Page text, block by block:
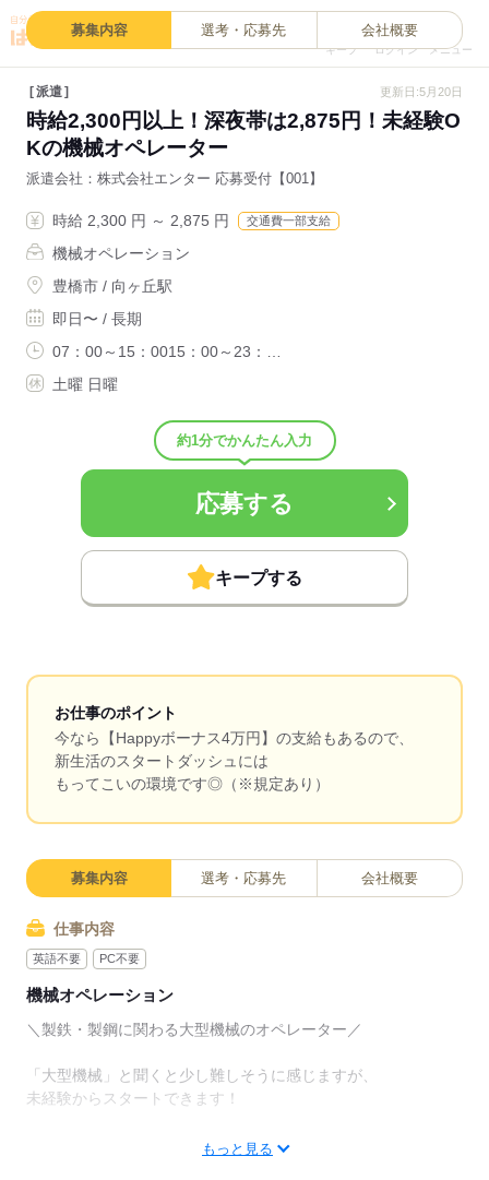
キープ ログイン メニュー
募集内容 選考・応募先 会社概要
派遣 更新日:5月20日
時給2,300円以上！深夜帯は2,875円！未経験O
Kの機械オペレーター
派遣会社 株式会社エンター 応募受付【001】
時給 2,300 円 ～ 2,875 円 交通費一部支給
機械オペレーション
豊橋市 / 向ヶ丘駅
即日〜 / 長期
07：00～15：0015：00～23：…
土曜 日曜
約1分でかんたん入力
応募する
キープする
お仕事のポイント
今なら【Happyボーナス4万円】の支給もあるので、
新生活のスタートダッシュには
もってこいの環境です◎（※規定あり）
募集内容 選考・応募先 会社概要
仕事内容
英語不要 PC不要
機械オペレーション
＼製鉄・製鋼に関わる大型機械のオペレーター／
「大型機械」と聞くと少し難しそうに感じますが、
未経験からスタートできます！
もっと見る